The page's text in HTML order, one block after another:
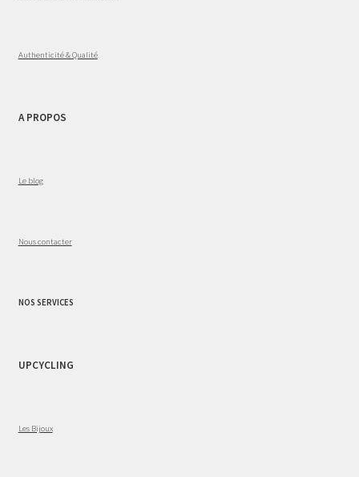
Authenticité & Qualité
A PROPOS
Le blog
Nous contacter
NOS SERVICES
UPCYCLING
Les Bijoux